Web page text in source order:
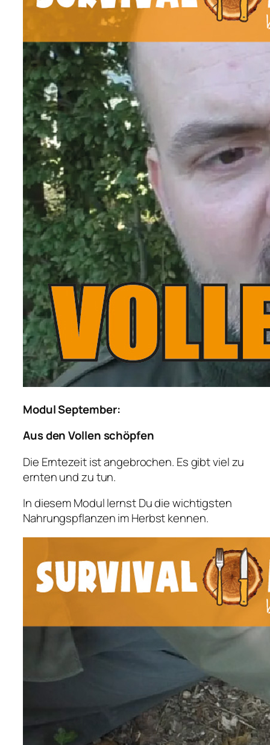
Modul September:
Aus den Vollen schöpfen
Die Erntezeit ist angebrochen. Es gibt viel zu
ernten und zu tun.
In diesem Modul lernst Du die wichtigsten
Nahrungspflanzen im Herbst kennen.